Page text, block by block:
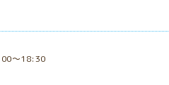
～18:30